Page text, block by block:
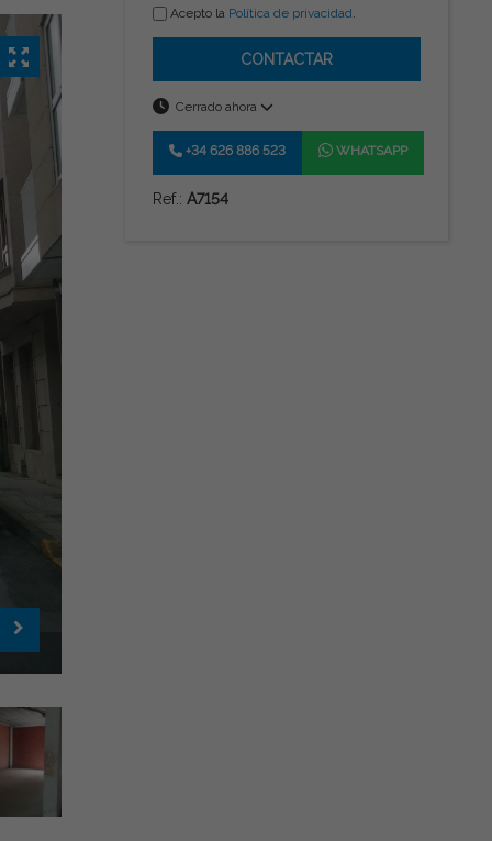
Acepto la Política de privacidad.
CONTACTAR
Cerrado ahora
+34 626 886 523 WHATSAPP
Ref.:A7154